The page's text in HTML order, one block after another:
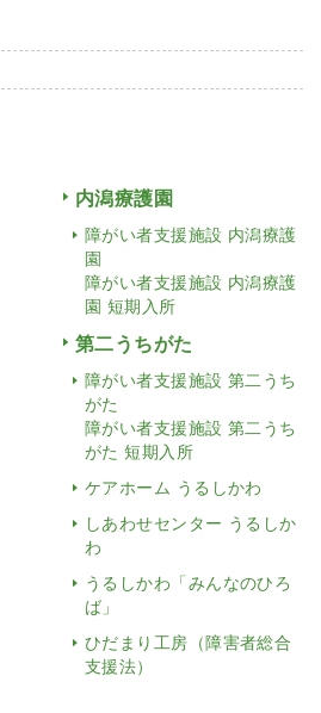
内潟療護園
障がい者支援施設 内潟療護
園
障がい者支援施設 内潟療護
園 短期入所
第二うちがた
障がい者支援施設 第二うち
がた
障がい者支援施設 第二うち
がた 短期入所
ケアホーム うるしかわ
しあわせセンター うるしか
わ
うるしかわ「みんなのひろ
ば」
ひだまり工房（障害者総合
支援法）